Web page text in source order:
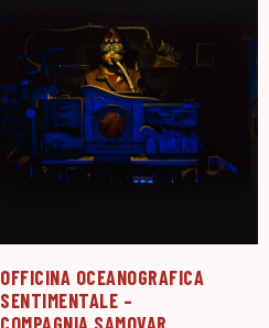
OFFICINA OCEANOGRAFICA
SENTIMENTALE –